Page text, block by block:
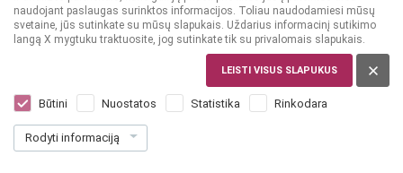
naudojant paslaugas surinktos informacijos. Toliau naudodamiesi mūsų
svetaine, jūs sutinkate su mūsų slapukais. Uždarius informacinį sutikimo
langą X mygtuku traktuosite, jog sutinkate tik su privalomais slapukais.
LEISTI VISUS SLAPUKUS
Būtini Nuostatos Statistika Rinkodara
Rodyti informaciją
Joninių idilei užtenka nei daug, nei mažai – tradicinio kmynų
sūrio, užgeriamo alumi ir draugų kompanijos. Ar jau
Joninių idilei užtenka nei daug, nei mažai – tradicinio kmynų sūrio,
užgeriamo alumi ir draugų kompanijos. Ar jau pasiruošei?